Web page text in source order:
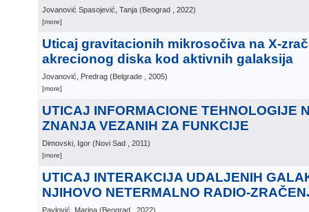
Jovanović Spasojević, Tanja (Beograd , 2022)
[more]
Uticaj gravitacionih mikrosočiva na X-
akrecionog diska kod aktivnih galaksija
Jovanović, Predrag (Belgrade , 2005)
[more]
UTICAJ INFORMACIONE TEHNOLOGIJE
ZNANJA VEZANIH ZA FUNKCIJE
Dimovski, Igor (Novi Sad , 2011)
[more]
UTICAJ INTERAKCIJA UDALJENIH
NJIHOVO NETERMALNO RADIO-
Pavlović, Marina (Beograd , 2022)